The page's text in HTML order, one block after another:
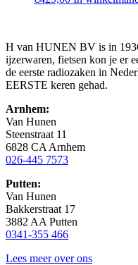
H van HUNEN BV is in
ijzerwaren, fietsen kon je er
de eerste radiozaken in
EERSTE keren gehad.
Arnhem:
Van Hunen
Steenstraat 11
6828 CA Arnhem
026-445 7573
Putten:
Van Hunen
Bakkerstraat 17
3882 AA Putten
0341-355 466
Lees meer over ons